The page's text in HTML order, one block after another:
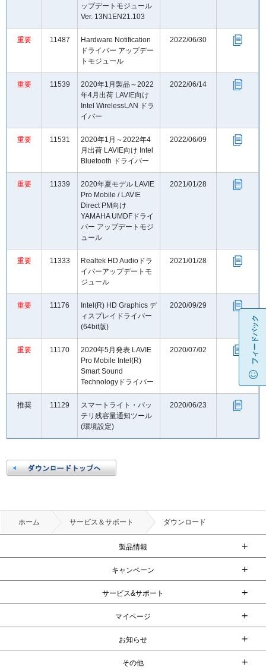
ップデートモジュール
Ver. 13N1EN21.103
重要 11487
Hardware Notification
ドライバー アップデー
トモジュール
2022/06/30
重要 11539
2020年1月製品～2022
年4月出荷 LAVIE向け
Intel WirelessLAN ドラ
イバー
2022/06/14
重要 11531
2020年1月～2022年4
月出荷 LAVIE向け Intel
Bluetooth ドライバー
2022/06/09
重要 11339
2020年夏モデル LAVIE
Pro Mobile / LAVIE
Direct PM向け
YAMAHA UMDFドライ
バー アップデートモジ
ュール
2021/01/28
重要 11333
Realtek HD Audioドラ
イバーアップデートモ
ジュール
2021/01/28
重要 11176
Intel(R) HD Graphics デ
ィスプレイドライバー
(64bit版)
2020/09/29
重要 11170
2020年5月発表 LAVIE
Pro Mobile Intel(R)
Smart Sound
Technologyドライバー
2020/07/02
推奨 11129
スマートライト・バッ
テリ残容量通知ツール
(環境設定)
2020/06/23
ホーム サービス＆サポート ダウンロード
製品情報 +
キャンペーン +
サービス&サポート +
マイページ +
お知らせ +
その他 +
フィードバック